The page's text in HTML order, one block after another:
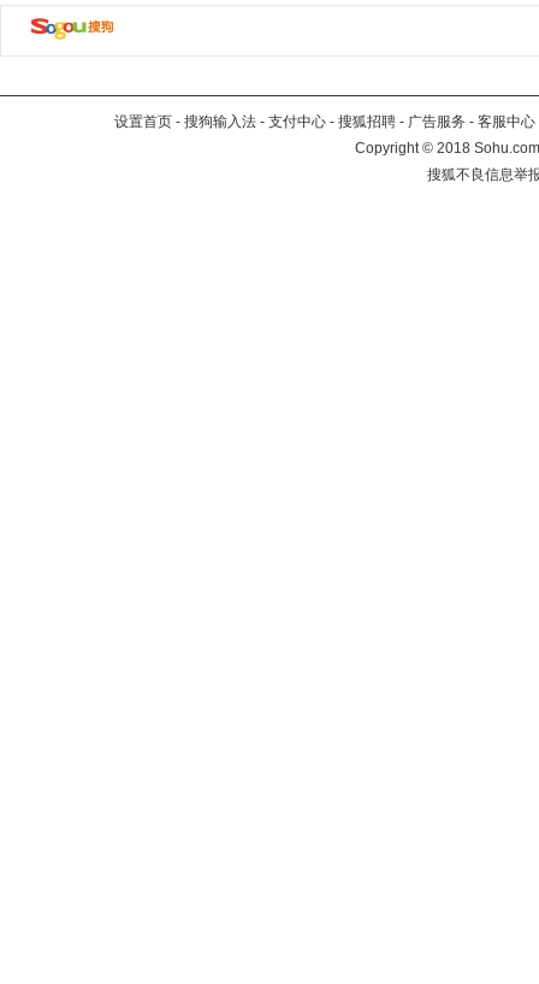
设置首页 - 搜狗输入法 - 支付中心 - 搜狐招聘 - 广告服务 - 客服中心
Copyright©2018
搜狐不良信息举